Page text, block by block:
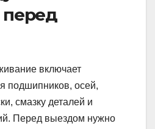
перед
включает
подшипников, осей,
смазку деталей и
Перед выездом нужно